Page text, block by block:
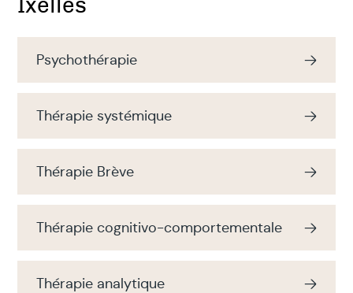
Ixelles
Psychothérapie
Thérapie systémique
Thérapie Brève
Thérapie cognitivo-comportementale
Thérapie analytique